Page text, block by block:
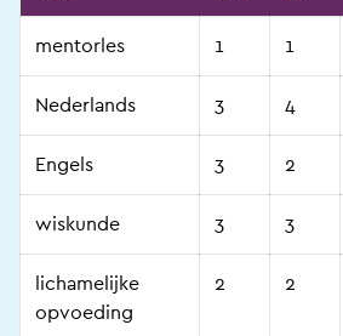
mentorles 1 1
Nederlands 3 4
Engels 3 2
wiskunde 3 3
lichamelijke
opvoeding
2 2